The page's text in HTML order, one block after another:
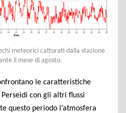
meteorici catturati dalla stazione
il mese di agosto.
le caratteristiche
con gli altri flussi
questo periodo l’atmosfera